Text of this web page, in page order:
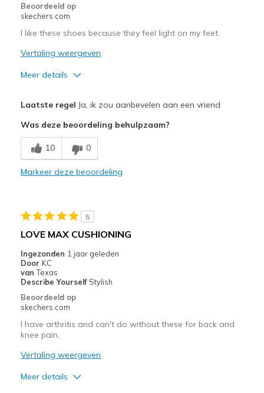
Beoordeeld op
skechers.com
I like these shoes because they feel light on my feet.
Vertaling weergeven
Meer details
Breathe Well
Comfortable
Beste toepassingen
Long Walks & Long Shopping Trips
Width
Sizing
View On Shoes
Shoes are for Wearing
Laatste regel Ja, ik zou aanbevelen aan een vriend
Was deze beoordeling behulpzaam?
10 0
Markeer deze beoordeling
5
LOVE MAX CUSHIONING
Ingezonden 1 jaar geleden
Door KC
van Texas
Describe Yourself Stylish
Beoordeeld op
skechers.com
I have arthritis and can't do without these for back and
knee pain.
Vertaling weergeven
Meer details